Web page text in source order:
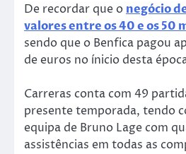
De recordar que o negócio
valores entre os 40 e os 50
sendo que o Benfica pagou
de euros no ínicio desta
Carreras conta com 49
presente temporada, tendo
equipa de Bruno Lage com
assistências em todas as